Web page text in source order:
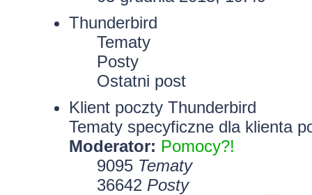
Thunderbird
Tematy
Posty
Ostatni post
Klient poczty Thunderbird
Tematy specyficzne dla klienta
Moderator: Pomocy?!
9095 Tematy
36642 Posty